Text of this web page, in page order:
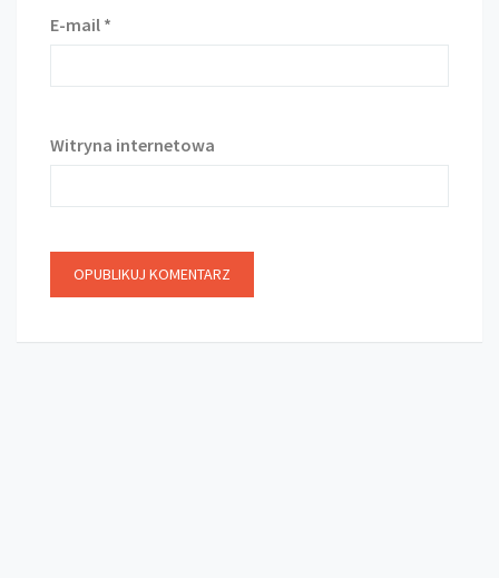
E-mail *
Witryna internetowa